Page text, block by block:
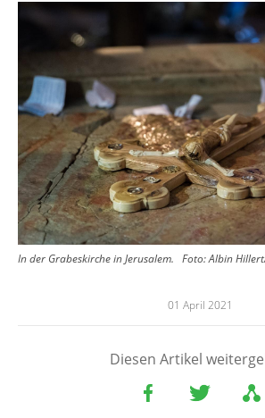
Image
In der Grabeskirche in Jerusalem. Foto:Albin
01 April 2021
Diesen Artikel